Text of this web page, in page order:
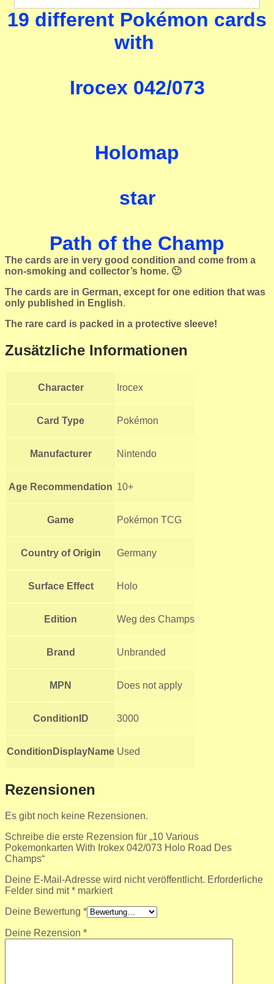
19 different Pokémon cards
with
Irocex 042/073
Holomap
star
Path of the Champ
The cards are in very good condition and come from a
non-smoking and collector’s home. 🙂
The cards are in German, except for one edition that was
only published in English.
The rare card is packed in a protective sleeve!
Zusätzliche Informationen
Character Irocex
Card Type Pokémon
Manufacturer Nintendo
Age Recommendation 10+
Game Pokémon TCG
Country of Origin Germany
Surface Effect Holo
Edition Weg des Champs
Brand Unbranded
MPN Does not apply
ConditionID 3000
ConditionDisplayName Used
Rezensionen
Es gibt noch keine Rezensionen.
Schreibe die erste Rezension für „10 Various
Pokemonkarten With Irokex 042/073 Holo Road Des
Champs“
Deine E-Mail-Adresse wird nicht veröffentlicht. Erforderliche
Felder sind mit* markiert
Deine Bewertung *
Deine Rezension *